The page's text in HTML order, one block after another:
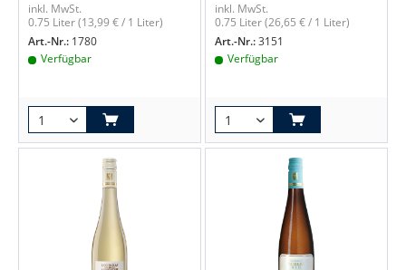
inkl. MwSt.
0.75 Liter(13,99 € / 1 Liter)
Art.-Nr.: 1780
Verfügbar
inkl. MwSt.
0.75 Liter(26,65 € / 1 Liter)
Art.-Nr.:3151
Verfügbar